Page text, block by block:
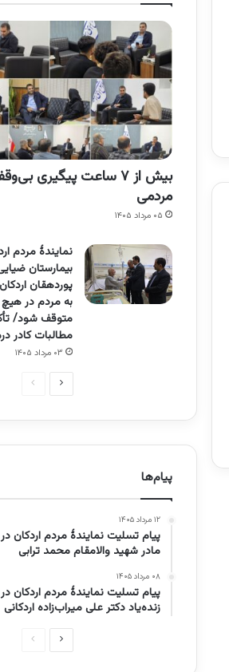
بیش از ۷ ساعت پیگیری
مردمی
۰۵ مرداد ۱۴۰۵
نمایندۀ مردم
بیمارستان
پوردهقان
به مردم در هیچ
متوقف شود/
مطالبات کادر
۰۳ مرداد ۱۴۰۵
صفحه
صفحه
پیام‌ها
۱۲ مرداد ۱۴۰۵
پیام تسلیت نمایندۀ مردم اردکان
مادر شهید والامقام محمد ترابی
۰۸ مرداد ۱۴۰۵
پیام تسلیت نمایندۀ مردم اردکان
زنده‌یاد دکتر علی میراب‌زاده اردکانی
صفحه
صفحه